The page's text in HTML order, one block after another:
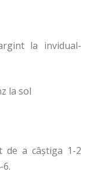
la invidual-
la sol
de a câştiga 1-2